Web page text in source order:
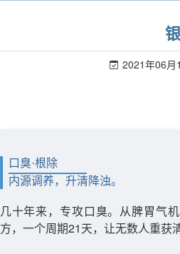
2021年06月
口臭·根除
内源调养，升清降浊。
几十年来，专攻口臭。从脾胃气
方，一个周期21天，让无数人重获